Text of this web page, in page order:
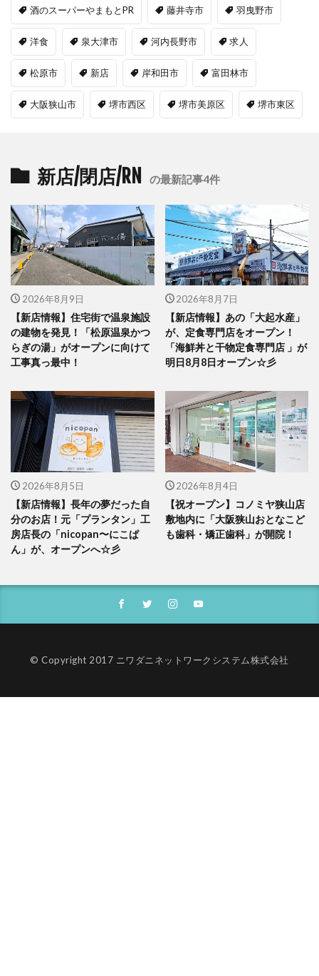
酒のスーパーやまもとPR 藤井寺市 羽曳野市
洋食 泉大津市 河内長野市 求人
松原市 新店 岸和田市 富田林市
大阪狭山市 堺市西区 堺市美原区 堺市東区
新店/閉店/RN の最新記事4件
2026年8月9日
【新店情報】住宅街で温泉施設
の建物を発見！「松原温泉かつ
らぎの湯」がオープンに向けて
工事真っ最中！
2026年8月7日
【新店情報】あの「大起水産」
が、定食専門店をオープン！
「海鮮丼と干物定食専門店 」が
明日8月8日オープン☆彡
2026年8月5日
【新店情報】長年の夢だった自
分のお店！元「プランタン」工
房店長の「nicopan〜にこぱ
ん」が、オープンへ☆彡
2026年8月4日
【祝オープン】コノミヤ狭山店
敷地内に「大阪狭山おとなこど
も歯科・矯正歯科」が開院！
© Copyright 2017 ニワダニネットワークシステム株式会社